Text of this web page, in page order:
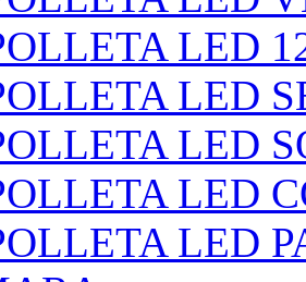
LED
LED
LED
LED
LED